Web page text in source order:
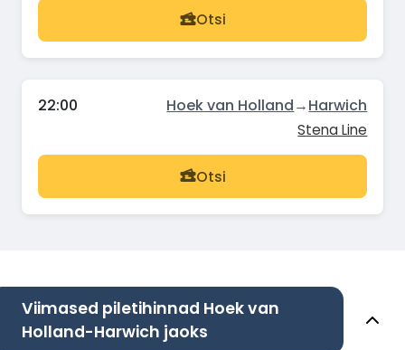
Otsi
22:00 Hoek van Holland→Harwich
Stena Line
Otsi
Viimased piletihinnad Hoek van
Holland-Harwich jaoks